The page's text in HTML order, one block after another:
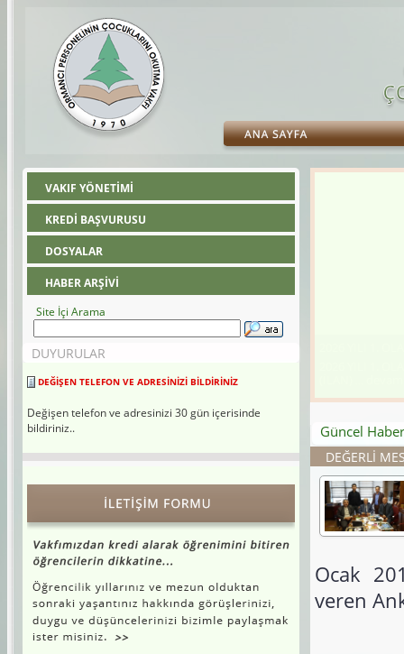
VAKIF YÖNETİMİ
KREDİ BAŞVURUSU
DOSYALAR
HABER ARŞİVİ
Site İçi Arama
DUYURULAR
bildiriniz..
Güncel
DEĞERLİ
Ocak
veren